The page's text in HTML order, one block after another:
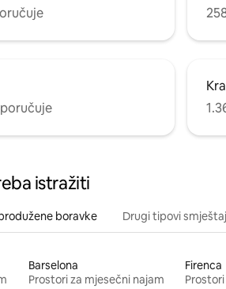
istražiti
boravke Drugi tipovi
Barselona
Prostori za mjesečni najam
Firenca